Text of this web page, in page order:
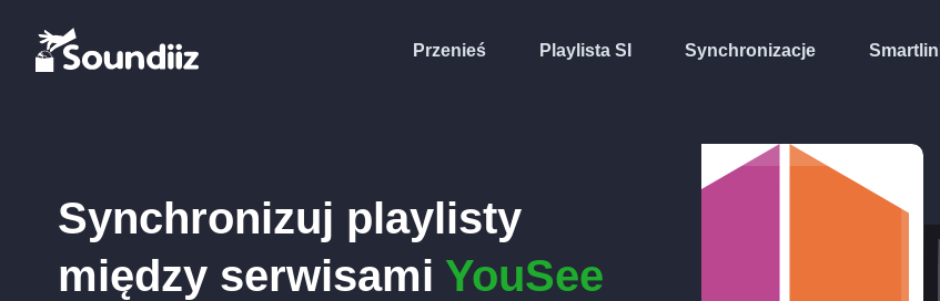
Przenieś Playlista SI Synchronizacje
Synchronizuj playlisty
między serwisami YouSee